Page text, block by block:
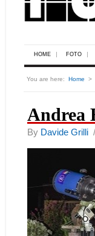
HOME FOTO
You are here: Home >
Andrea
By Davide Grilli